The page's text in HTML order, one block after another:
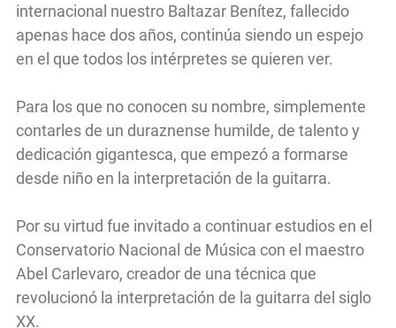
internacional nuestro Baltazar Benítez, fallecido
apenas hace dos años, continúa siendo un espejo
en el que todos los intérpretes se quieren ver.
Para los que no conocen su nombre, simplemente
contarles de un duraznense humilde, de talento y
dedicación gigantesca, que empezó a formarse
desde niño en la interpretación de la guitarra.
Por su virtud fue invitado a continuar estudios en el
Conservatorio Nacional de Música con el maestro
Abel Carlevaro, creador de una técnica que
revolucionó la interpretación de la guitarra del siglo
XX.